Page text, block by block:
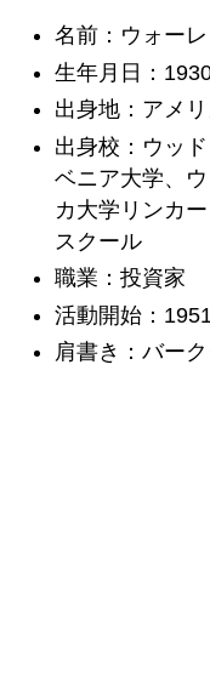
名前：ウォー
生年月日：
出身地：アメ
出身校：ウッ
ベニア大学、
カ大学リンカ
スクール
職業：投資家
活動開始：
肩書き：バー